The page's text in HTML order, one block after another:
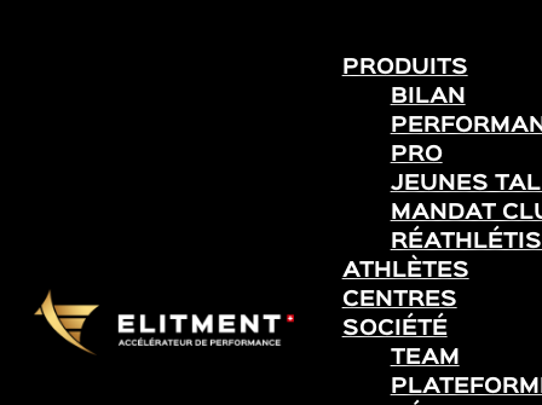
PRODUITS
BILAN
PRO
JEUNES
MANDAT
ATHLÈTES
CENTRES
SOCIÉTÉ
TEAM